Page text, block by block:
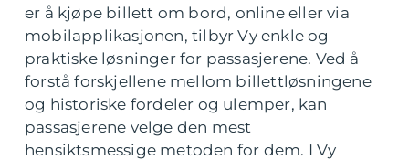
er å kjøpe billett om bord, online eller via
mobilapplikasjonen, tilbyr Vy enkle og
praktiske løsninger for passasjerene. Ved å
forstå forskjellene mellom billettløsningene
og historiske fordeler og ulemper, kan
passasjerene velge den mest
hensiktsmessige metoden for dem. I Vy